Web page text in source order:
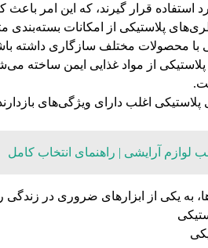
قرار گیرند، که این امر
پلاستیکی از امکانات بسته‌بندی
محصولات مختلف سازگاری داشته
از مواد غذایی ایمن ساخته
اغلب دارای ویژگی‌های
لوازم آرایشی | راهنمای انتخاب کامل
به یکی از ابزارهای ضروری در